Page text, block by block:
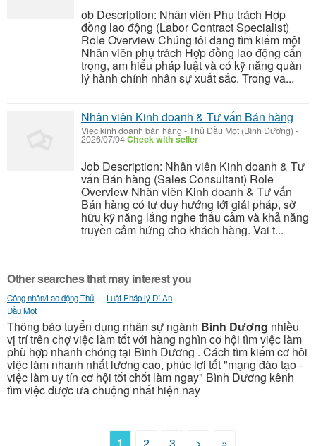
ob Description: Nhân viên Phụ trách Hợp
đồng lao động (Labor Contract Specialist)
Role Overview Chúng tôi đang tìm kiếm một
Nhân viên phụ trách Hợp đồng lao động cẩn
trọng, am hiểu pháp luật và có kỹ năng quản
lý hành chính nhân sự xuất sắc. Trong va...
Nhân viên Kinh doanh & Tư vấn Bán hàng
Việc kinh doanh bán hàng -Thủ Dầu Một (Bình Dương) -
2026/07/04Check with seller
Job Description: Nhân viên Kinh doanh & Tư
vấn Bán hàng (Sales Consultant) Role
Overview Nhân viên Kinh doanh & Tư vấn
Bán hàng có tư duy hướng tới giải pháp, sở
hữu kỹ năng lắng nghe thấu cảm và khả năng
truyền cảm hứng cho khách hàng. Vai t...
Other searches that may interest you
Công nhân/Lao động Thủ
Dầu Một
Luật Pháp lý Dĩ An
Thông báo tuyển dụng nhân sự ngành Bình Dương nhiều
vị trí trên chợ việc làm tốt với hàng nghìn cơ hội tìm việc làm
phù hợp nhanh chóng tại Bình Dương . Cách tìm kiếm cơ hôi
việc làm nhanh nhất lương cao, phúc lợi tốt "mạng đào tạo -
việc làm uy tín cơ hội tốt chốt làm ngay" Bình Dương kênh
tìm việc được ưa chuộng nhất hiện nay
1 2 3 > »